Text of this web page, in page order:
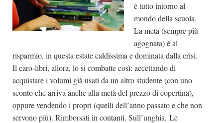
Autori
Generi
Partnership
Giallo Stresa
Premio Chiara
Tabù Festival 2014
è tutto intorno al
mondo della scuola.
La meta (sempre più
agognata) è al
risparmio, in questa estate caldissima e dominata dalla crisi.
Il caro-libri, allora, lo si combatte così: accettando di
acquistare i volumi già usati da un altro studente (con uno
sconto che arriva anche alla metà del prezzo di copertina),
oppure vendendo i propri (quelli dell’anno passato e che non
servono più). Rimborsati in contanti. Sull’unghia. Le